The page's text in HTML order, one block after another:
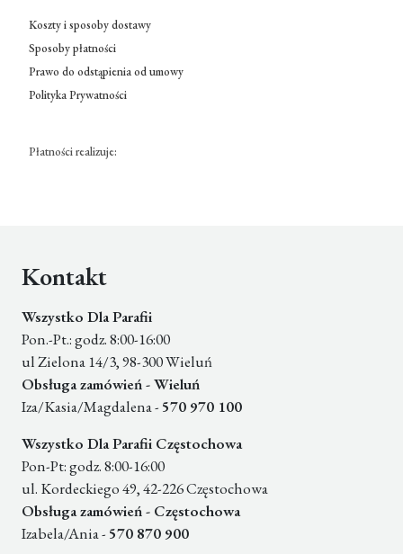
Koszty i sposoby dostawy
Sposoby płatności
Prawo do odstąpienia od umowy
Polityka Prywatności
Płatności realizuje:
Kontakt
Wszystko Dla Parafii
Pon.-Pt.: godz. 8:00-16:00
ul Zielona 14/3, 98-300 Wieluń
Obsługa zamówień - Wieluń
Iza/Kasia/Magdalena - 570 970 100
Wszystko Dla Parafii Częstochowa
Pon-Pt: godz. 8:00-16:00
ul. Kordeckiego 49, 42-226 Częstochowa
Obsługa zamówień - Częstochowa
Izabela/Ania - 570 870 900